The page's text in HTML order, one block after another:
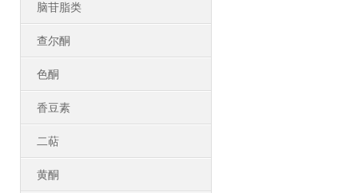
脑苷脂类
查尔酮
色酮
香豆素
二萜
黄酮